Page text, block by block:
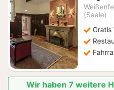
€
(Saale)
Gratis
Wir haben 7 weitere